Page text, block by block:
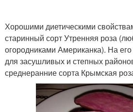
Хорошими диетическими
старинный сорт Утренняя роза
огородниками Американка). На
для засушливых и степных
среднеранние сорта Крымская